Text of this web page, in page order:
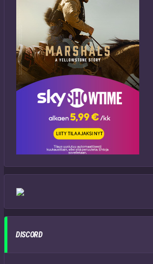
DISCORD